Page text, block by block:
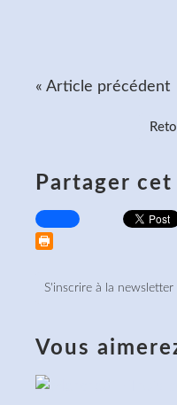
« Article précédent
Partager
S'inscrire à la newsletter
Vous